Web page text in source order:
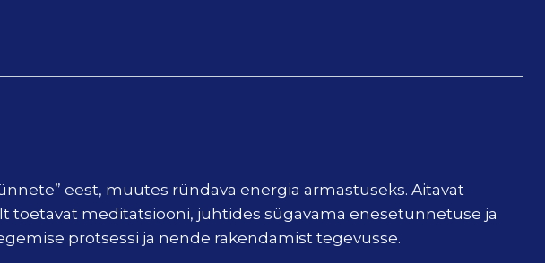
eest, muutes ründava energia armastuseks. Aitavat
toetavat meditatsiooni, juhtides sügavama enesetunnetuse ja
protsessi ja nende rakendamist tegevusse.